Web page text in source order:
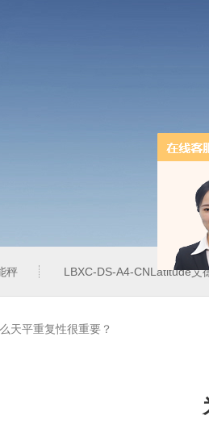
秤 LBXC-DS-A4-CNLatitude艾
天平重复性很重要？